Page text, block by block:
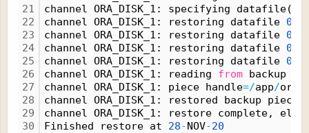
21
22
23
24
25
26
27
28
29
30
channel ORA_DISK_1: specifying
channel ORA_DISK_1: restoring datafile
channel ORA_DISK_1: restoring datafile
channel ORA_DISK_1: restoring datafile
channel ORA_DISK_1: restoring datafile
channel ORA_DISK_1: reading from backup
channel ORA_DISK_1: piece handle=/app/
channel ORA_DISK_1: restored backup piece
channel ORA_DISK_1: restore complete,
Finished restore at 28-NOV-20